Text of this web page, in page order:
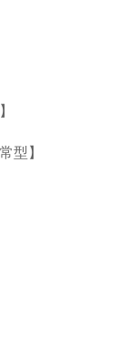
型】